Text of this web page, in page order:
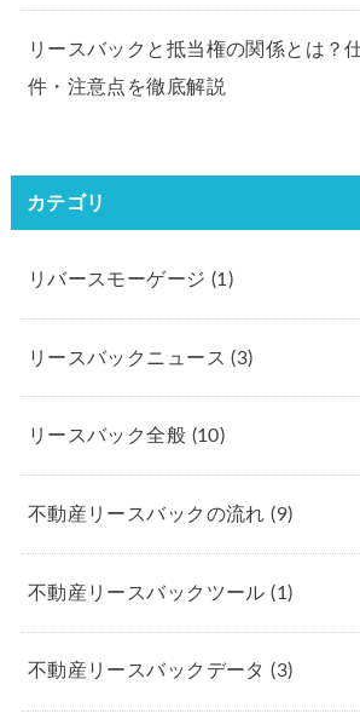
リースバックと抵当権の関係とは？
件・注意点を徹底解説
カテゴリ
リバースモーゲージ (1)
リースバックニュース(3)
リースバック全般 (10)
不動産リースバックの流れ(9)
不動産リースバックツール(1)
不動産リースバックデータ(3)